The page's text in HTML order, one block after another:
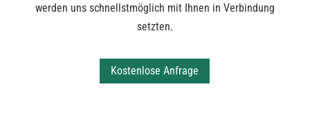
werden uns schnellstmöglich mit Ihnen in Verbindung
setzten.
Kostenlose Anfrage